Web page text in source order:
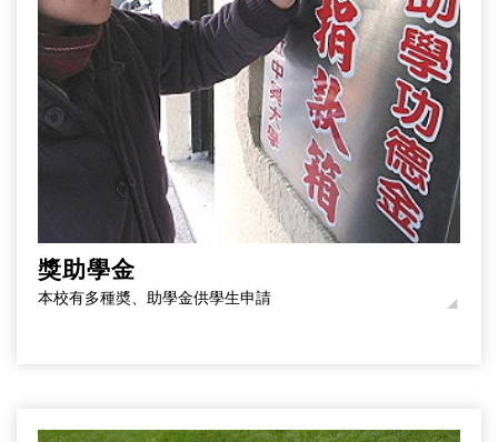
獎助學金
本校有多種奬、助學金供學生申請